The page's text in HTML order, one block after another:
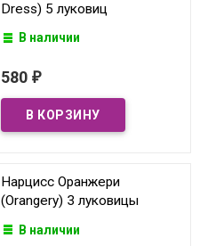
Dress) 5 луковиц
В наличии
580 ₽
Нарцисс Оранжери
(Orangery) 3 луковицы
В наличии